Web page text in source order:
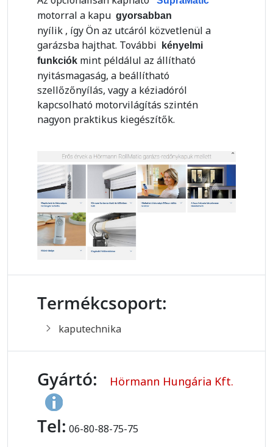
motorral a kapu gyorsabban
nyílik , így Ön az utcáról közvetlenül a
garázsba hajthat. További
kényelmi
funkciók mint példálul az állítható
nyitásmagaság, a beállítható
szellőzőnyílás, vagy a kéziadóról
kapcsolható motorvilágítás szintén
nagyon praktikus kiegészítők.
Termékcsoport:
kaputechnika
Gyártó: Hörmann Hungária Kft.
Tel: 06-80-88-75-75